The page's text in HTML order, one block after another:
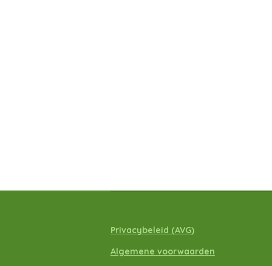
Privacybeleid (AVG)
Algemene voorwaarden